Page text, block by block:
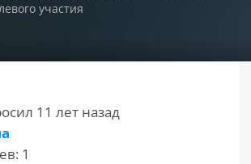
участия
11 лет назад
1